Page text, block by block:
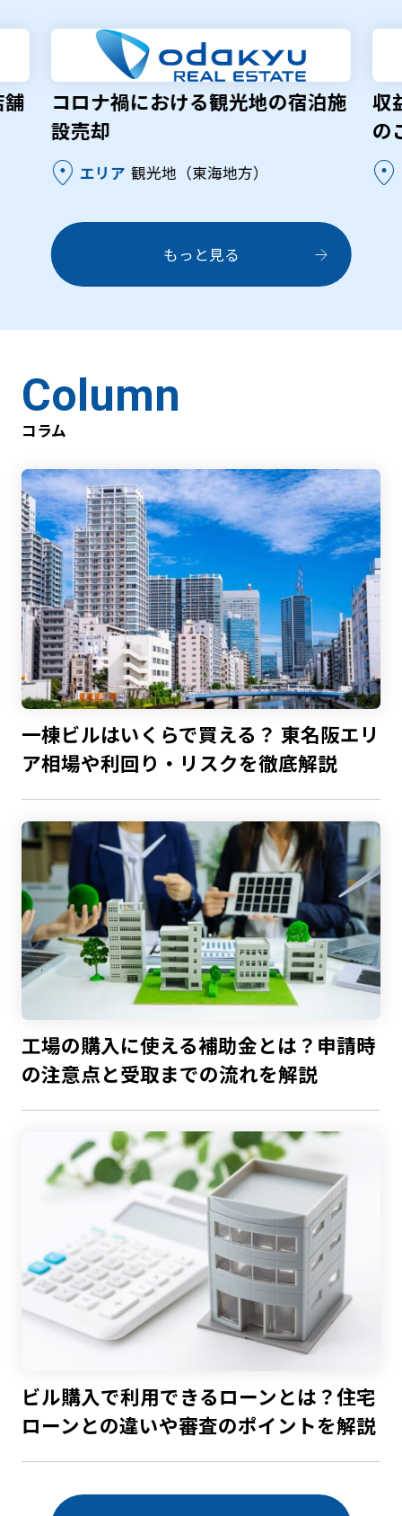
もっと見る
コロナ禍における観光地の宿泊施
設売却
location_on エリア 観光地（東海地方）
収
の
location_on
Column
コラム
一棟ビルはいくらで買える？ 東名阪エリ
ア相場や利回り・リスクを徹底解説
工場の購入に使える補助金とは？申請時
の注意点と受取までの流れを解説
ビル購入で利用できるローンとは？住宅
ローンとの違いや審査のポイントを解説